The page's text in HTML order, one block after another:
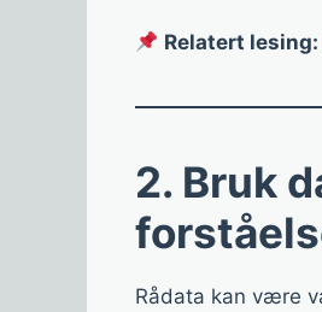
Relatert lesing:
2. Bruk
Rådata kan være